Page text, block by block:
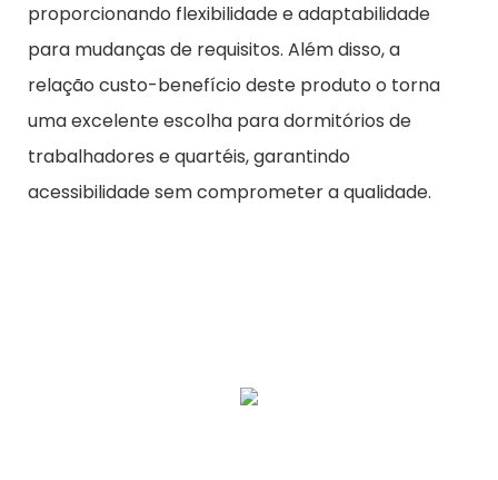
proporcionando flexibilidade e adaptabilidade
para mudanças de requisitos. Além disso, a
relação custo-benefício deste produto o torna
uma excelente escolha para dormitórios de
trabalhadores e quartéis, garantindo
acessibilidade sem comprometer a qualidade.